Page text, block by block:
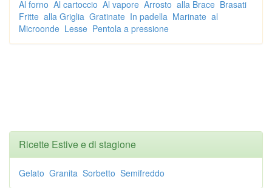
Al forno Al cartoccio Al vapore Arrosto alla Brace Brasati
Fritte alla Griglia Gratinate In padella Marinate al
Microonde Lesse Pentola a pressione
Ricette Estive e di stagione
Gelato Granita Sorbetto Semifreddo